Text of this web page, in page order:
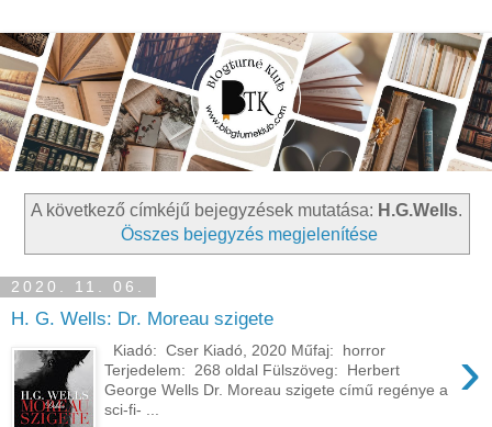
A következő címkéjű bejegyzések mutatása: H.G.Wells.
Összes bejegyzés megjelenítése
2020. 11. 06.
H. G. Wells: Dr. Moreau szigete
›
Kiadó: Cser Kiadó, 2020 Műfaj: horror
Terjedelem: 268 oldal Fülszöveg: Herbert
George Wells Dr. Moreau szigete című regénye a
sci-fi- ...